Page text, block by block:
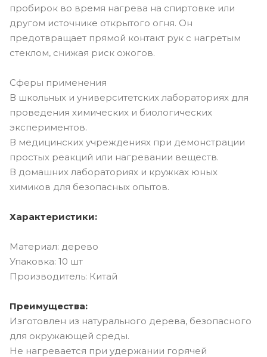
пробирок во время нагрева на спиртовке или
другом источнике открытого огня. Он
предотвращает прямой контакт рук с нагретым
стеклом, снижая риск ожогов.
Сферы применения
В школьных и университетских лабораториях для
проведения химических и биологических
экспериментов.
В медицинских учреждениях при демонстрации
простых реакций или нагревании веществ.
В домашних лабораториях и кружках юных
химиков для безопасных опытов.
Характеристики:
Материал: дерево
Упаковка: 10 шт
Производитель: Китай
Преимущества:
Изготовлен из натурального дерева, безопасного
для окружающей среды.
Не нагревается при удержании горячей